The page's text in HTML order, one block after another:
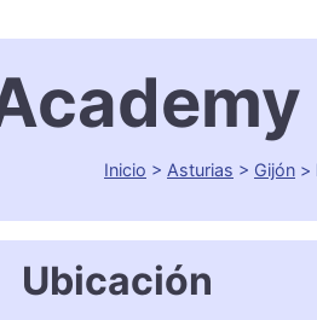
Inicio > Asturias > Gijón >
Ubicación